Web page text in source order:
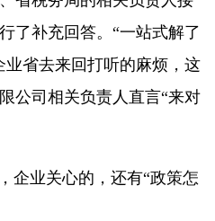
了补充回答。“一站式解了
省去来回打听的麻烦，这
公司相关负责人直言“来对
业关心的，还有“政策怎